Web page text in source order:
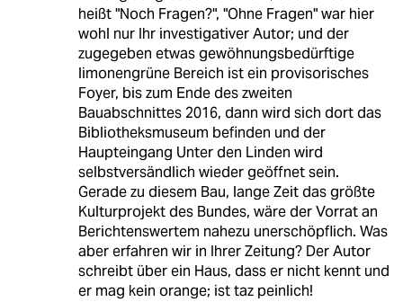
heißt "Noch Fragen?", "Ohne Fragen" war hier
wohl nur Ihr investigativer Autor; und der
zugegeben etwas gewöhnungsbedürftige
limonengrüne Bereich ist ein provisorisches
Foyer, bis zum Ende des zweiten
Bauabschnittes 2016, dann wird sich dort das
Bibliotheksmuseum befinden und der
Haupteingang Unter den Linden wird
selbstversändlich wieder geöffnet sein.
Gerade zu diesem Bau, lange Zeit das größte
Kulturprojekt des Bundes, wäre der Vorrat an
Berichtenswertem nahezu unerschöpflich. Was
aber erfahren wir in Ihrer Zeitung? Der Autor
schreibt über ein Haus, dass er nicht kennt und
er mag kein orange; ist taz peinlich!